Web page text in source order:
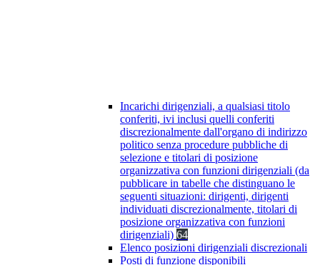
Incarichi dirigenziali, a qualsiasi titolo
conferiti, ivi inclusi quelli conferiti
discrezionalmente dall'organo di indirizzo
politico senza procedure pubbliche di
selezione e titolari di posizione
organizzativa con funzioni dirigenziali (da
pubblicare in tabelle che distinguano le
seguenti situazioni: dirigenti, dirigenti
individuati discrezionalmente, titolari di
posizione organizzativa con funzioni
dirigenziali) 64
Elenco posizioni dirigenziali discrezionali
Posti di funzione disponibili